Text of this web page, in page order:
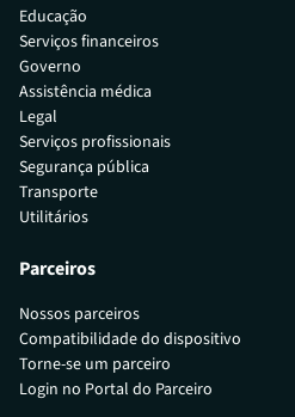
Educação
Serviços financeiros
Governo
Assistência médica
Legal
Serviços profissionais
Segurança pública
Transporte
Utilitários
Parceiros
Nossos parceiros
Compatibilidade do dispositivo
Torne-se um parceiro
Login no Portal do Parceiro